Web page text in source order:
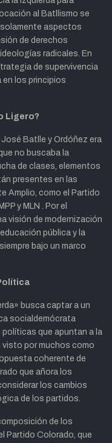
al Batllismo se
aspectos
de derechos
radicales. En
de supervivencia
los principios
Ligero?
Batlle y Ordóñez era
no buscaba la
de clases, elementos
presentes en las
Amplio, como el Partido
y MLN . Por el
visión de modernización
pública y la
bajo un marco
busca captar a un
socialdemócrata
que apuntan a la
visto por muchos como
coherente de
que añora los
los cambios
de los partidos.
de los
Partido Colorado, que